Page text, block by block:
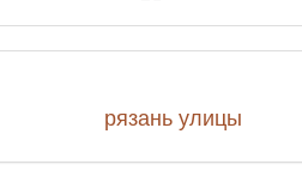
рязань улицы